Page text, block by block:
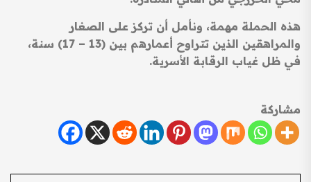
هذه الحملة مهمة، ونأمل أن تركز على الصغار
والمراهقين الذين تتراوح أعمارهم بين (13 – 17) سنة،
في ظل غياب الرقابة الأسرية.
مشاركة